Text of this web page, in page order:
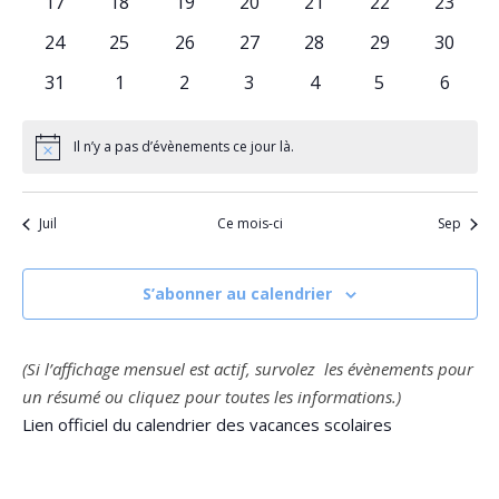
0
24
0
25
0
26
0
27
0
28
0
29
0
30
0
31
01
0
2
0
3
0
4
0
5
0
6
NoticeIl n’y a pas d’évènements ce jour là.
Juil Ce mois-ci Sep
S’abonner au calendrier
(Si l’affichage mensuel est actif, survolez les évènements pour
un résumé ou cliquez pour toutes les informations.)
Lien officiel du calendrier des vacances scolaires